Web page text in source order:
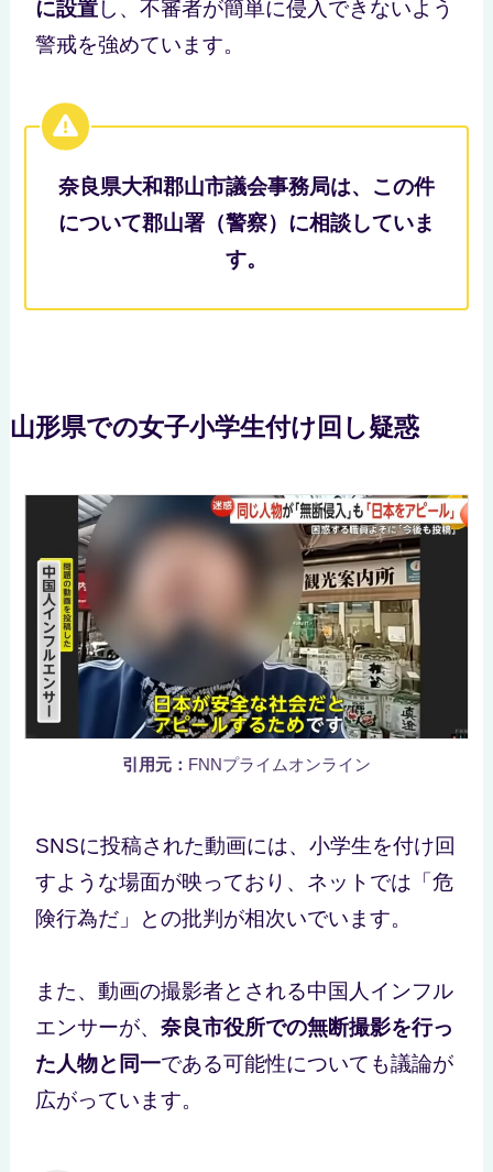
に設置し、不審者が簡単に侵入できないよう
警戒を強めています。
奈良県大和郡山市議会事務局は、この件
について郡山署（警察）に相談していま
す。
山形県での女子小学生付け回し疑惑
引用元： FNNプライムオンライン
SNSに投稿された動画には、小学生を付け回
すような場面が映っており、ネットでは「危
険行為だ」との批判が相次いでいます。
また、動画の撮影者とされる中国人インフル
エンサーが、 奈良市役所での無断撮影を行っ
た人物と同一である可能性についても議論が
広がっています。